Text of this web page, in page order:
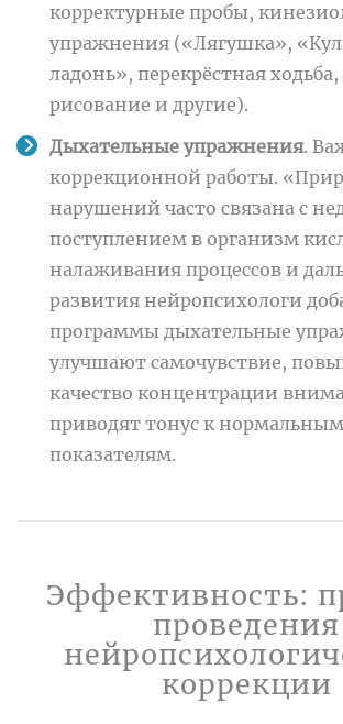
корректурные пробы,
упражнения («Лягушка»,
ладонь», перекрёстная
рисование и другие).
Дыхательные упражнения.
коррекционной работы.
нарушений часто связана с
поступлением в организм
налаживания процессов и
развития нейропсихологи
программы дыхательные
улучшают самочувствие,
качество концентрации
приводят тонус к нормальным
показателям.
Эффективность:
проведения
коррекции